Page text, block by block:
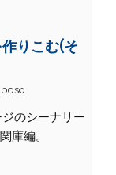
りこむ(そ
boso
のシーナリー
庫編。